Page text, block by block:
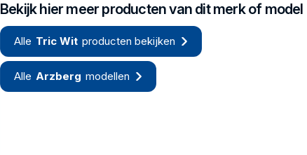
Bekijk hier meer producten van dit merk of model
Alle Tric Wit producten bekijken
Alle Arzberg modellen